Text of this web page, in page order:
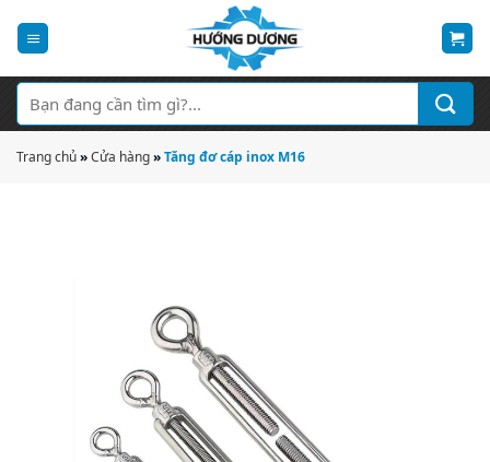
qua
dung
Tìm
kiếm:
Trang chủ»Cửa hàng»Tăng đơ cáp inox M16